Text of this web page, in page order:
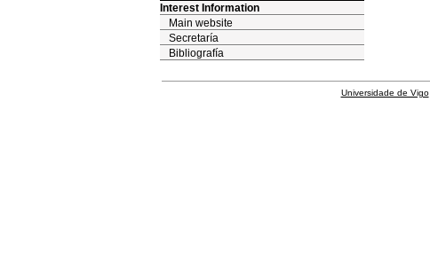
Interest Information
Main website
Secretaría
Bibliografía
Universidade de Vigo